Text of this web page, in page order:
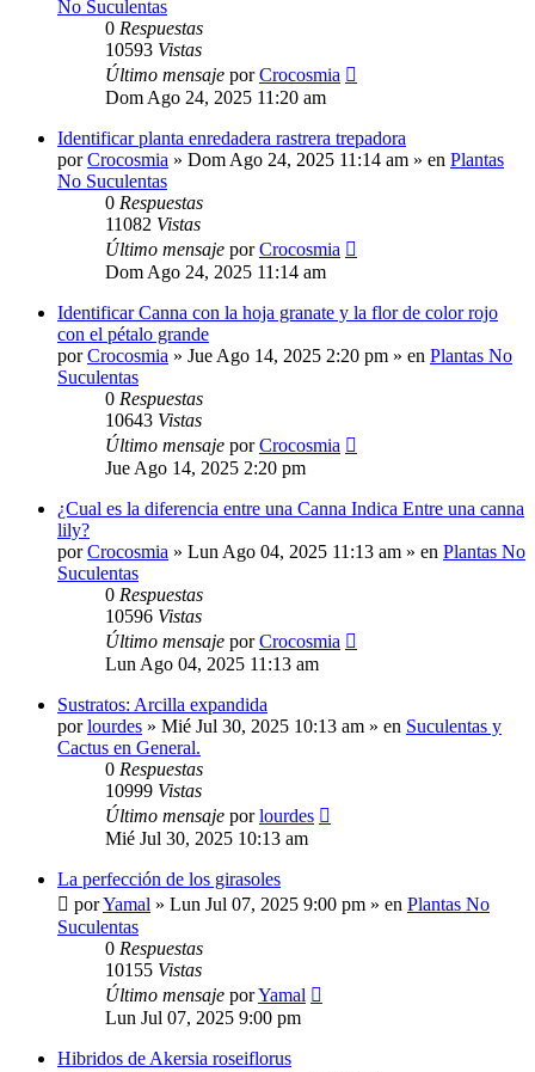
No Suculentas
0 Respuestas
10593 Vistas
Último mensaje porCrocosmia
Dom Ago 24, 2025 11:20 am
Identificar planta enredadera rastrera trepadora
porCrocosmia » Dom Ago 24, 2025 11:14 am » en Plantas
No Suculentas
0 Respuestas
11082 Vistas
Último mensaje porCrocosmia
Dom Ago 24, 2025 11:14 am
Identificar Canna con la hoja granate y la flor de color rojo
con el pétalo grande
porCrocosmia » Jue Ago 14, 2025 2:20 pm » en Plantas No
Suculentas
0 Respuestas
10643 Vistas
Último mensaje porCrocosmia
Jue Ago 14, 2025 2:20 pm
¿Cual es la diferencia entre una Canna Indica Entre una canna
lily?
porCrocosmia » Lun Ago 04, 2025 11:13 am » en Plantas No
Suculentas
0 Respuestas
10596 Vistas
Último mensaje porCrocosmia
Lun Ago 04, 2025 11:13 am
Sustratos: Arcilla expandida
porlourdes » Mié Jul 30, 2025 10:13 am » en Suculentas y
Cactus en General.
0 Respuestas
10999 Vistas
Último mensaje porlourdes
Mié Jul 30, 2025 10:13 am
La perfección de los girasoles
porYamal » Lun Jul 07, 2025 9:00 pm » en Plantas No
Suculentas
0 Respuestas
10155 Vistas
Último mensaje porYamal
Lun Jul 07, 2025 9:00 pm
Hibridos de Akersia roseiflorus